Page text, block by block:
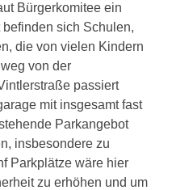
Bürgerkomitee ein
sich Schulen,
die von vielen Kindern
von der
passiert
mit insgesamt fast
Parkangebot
insbesondere zu
Parkplätze wäre hier
zu erhöhen und um